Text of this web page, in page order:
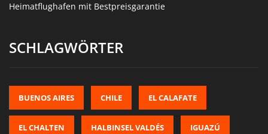
Heimatflughafen mit Bestpreisgarantie
SCHLAGWÖRTER
BUENOS AIRES CHILE EL CALAFATE
EL CHALTEN HALBINSEL VALDÉS IGUAZÚ